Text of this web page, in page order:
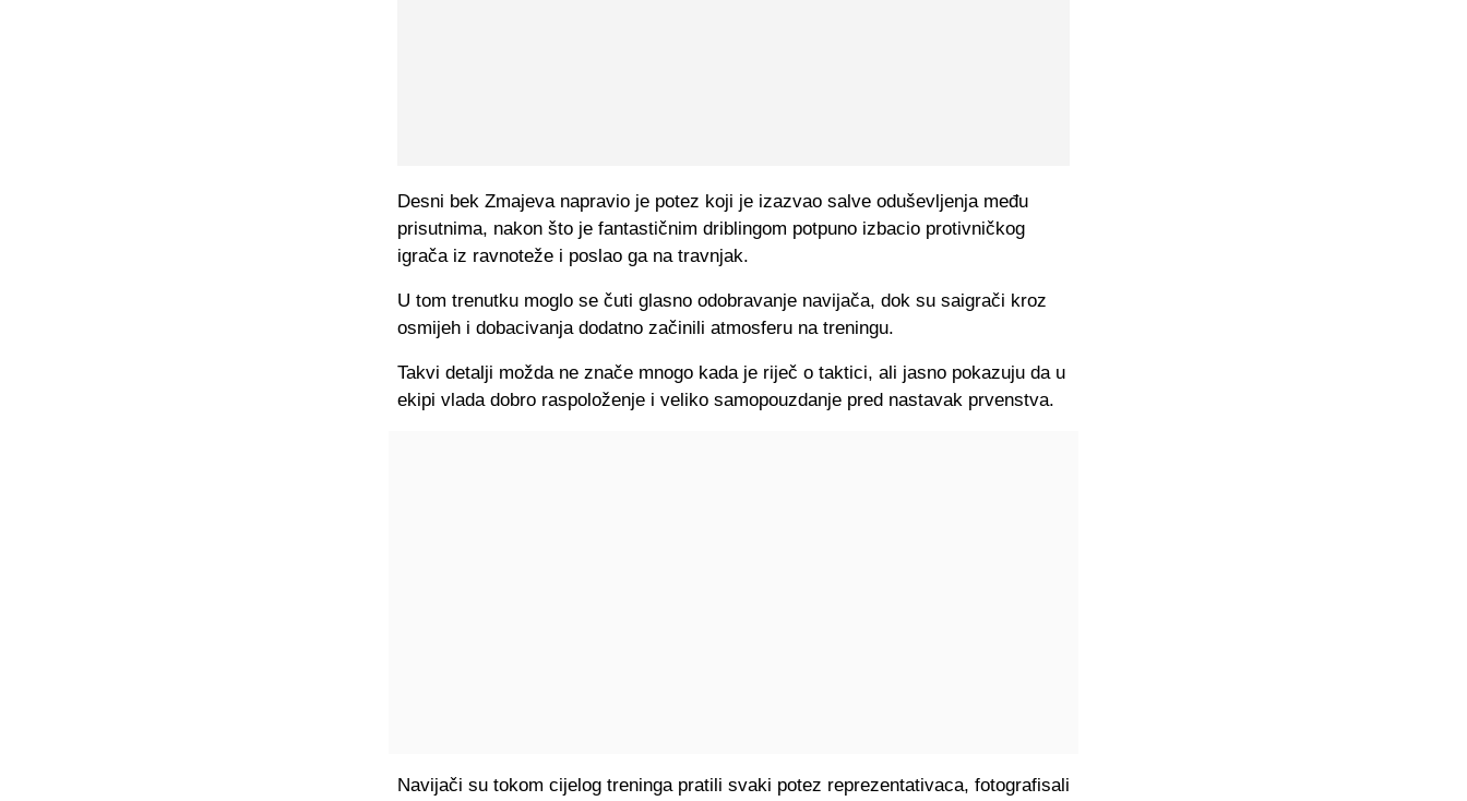
Desni bek Zmajeva napravio je potez koji je izazvao salve oduševljenja među
prisutnima, nakon što je fantastičnim driblingom potpuno izbacio protivničkog
igrača iz ravnoteže i poslao ga na travnjak.
U tom trenutku moglo se čuti glasno odobravanje navijača, dok su saigrači kroz
osmijeh i dobacivanja dodatno začinili atmosferu na treningu.
Takvi detalji možda ne znače mnogo kada je riječ o taktici, ali jasno pokazuju da u
ekipi vlada dobro raspoloženje i veliko samopouzdanje pred nastavak prvenstva.
Navijači su tokom cijelog treninga pratili svaki potez reprezentativaca, fotografisali